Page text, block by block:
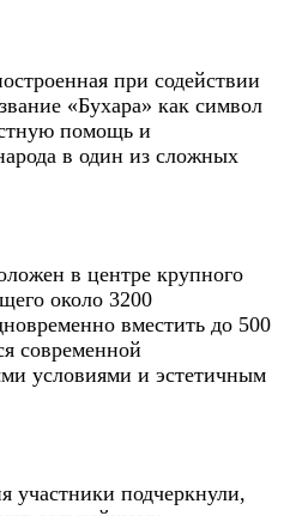
при содействии
«Бухара» как символ
помощь и
в один из сложных
в центре крупного
около 3200
вместить до 500
современной
условиями и эстетичным
участники подчеркнули,